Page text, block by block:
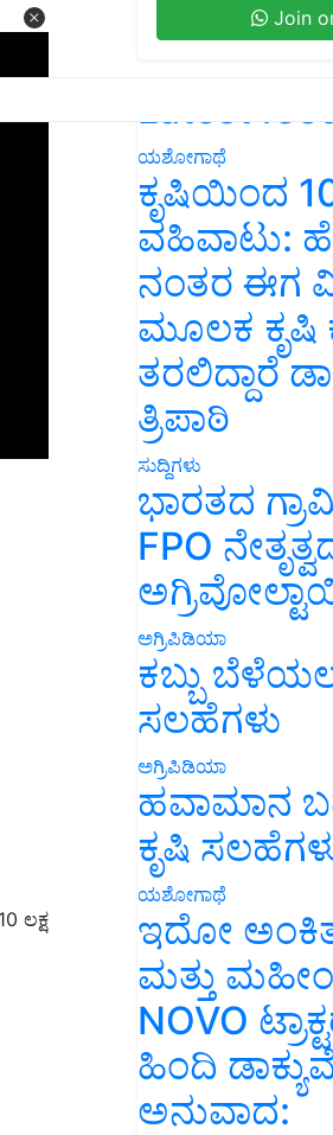
Join
Latest
ಯಶೋಗಾಥೆ
ಕೃಷಿಯಿಂದ
ವಹಿವಾಟು:
ನಂತರ ಈಗ
ಮೂಲಕ ಕೃಷಿ
ತರಲಿದ್ದಾರೆ
ತ್ರಿಪಾಠಿ
ಸುದ್ದಿಗಳು
ಭಾರತದ
FPO
ಅಗ್ರಿಪಿಡಿಯಾ
ಕಬ್ಬು
ಸಲಹೆಗಳು
ಅಗ್ರಿಪಿಡಿಯಾ
ಹವಾಮಾನ
ಕೃಷಿ
ಯಶೋಗಾಥೆ
ಇದೋ
ಮತ್ತು
NOVO
ಹಿಂದಿ
ಅನುವಾದ: